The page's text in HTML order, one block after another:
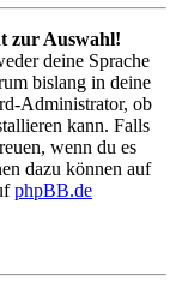
zur Auswahl!
deine Sprache
bislang in deine
Administrator, ob
kann. Falls
wenn du es
dazu können auf
phpBB.de